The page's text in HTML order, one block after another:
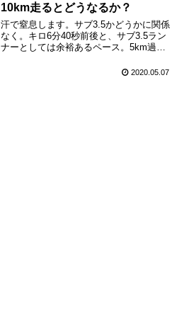
10km走るとどうなるか？
汗で窒息します。サブ3.5かどうかに関係
なく。キロ6分40秒前後と、サブ3.5ラン
ナーとしては余裕あるペース。5km過ぎ
を塞ぎ始め、8～9kmで呼吸困難に。マス
2020.05.07